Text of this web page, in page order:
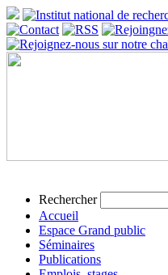
Rechercher
Accueil
Espace Grand public
Séminaires
Publications